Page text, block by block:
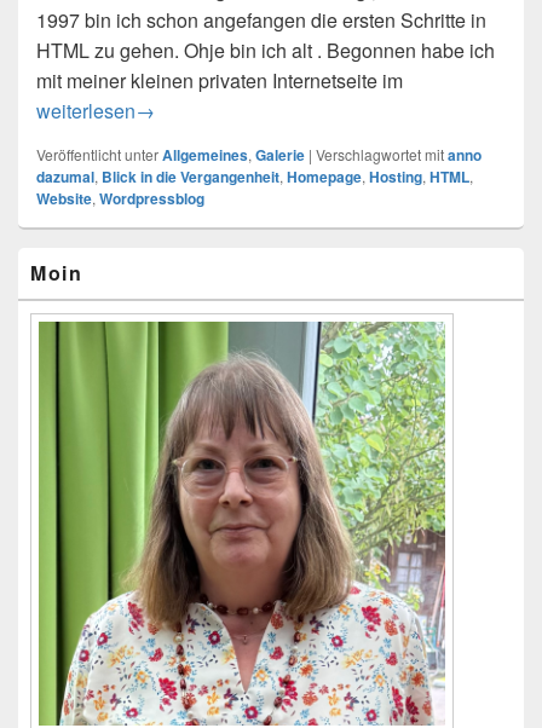
1997 bin ich schon angefangen die ersten Schritte in
HTML zu gehen. Ohje bin ich alt . Begonnen habe ich
mit meiner kleinen privaten Internetseite im
Homepage anno dazumal – Blick in die Vergangenheit
weiterlesen→
Veröffentlicht unterAllgemeines,Galerie | Verschlagwortet mitanno
dazumal, Blick in die Vergangenheit,Homepage,Hosting,HTML,
Website,Wordpressblog
Seitenleisten-
Widgetbereich
Moin